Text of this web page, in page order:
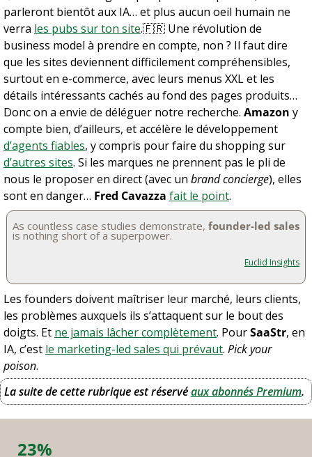
parleront bientôt aux IA… et plus aucun oeil humain ne
verra les pubs sur ton site.🇫🇷 Une révolution de
business model à prendre en compte, non ? Il faut dire
que les sites deviennent difficilement compréhensibles,
surtout en e-commerce, avec leurs menus XXL et les
détails intéressants cachés au fond des pages produits…
Donc on a envie de déléguer notre recherche. Amazon y
d’agents fiables
d’autres sites. Si les marques ne prennent pas le pli de
nous le proposer en direct (avec un brand concierge), elles
sont en danger… Fred Cavazza fait le point.
As countless case studies demonstrate, founder-led sales
is nothing short of a superpower.
Euclid Insights
Les founders doivent maîtriser leur marché, leurs clients,
les problèmes auxquels ils s’attaquent sur le bout des
doigts. Et ne jamais lâcher complètement. Pour SaaStr, en
IA, c’est le marketing-led sales qui prévaut. Pick your
poison.
La suite de cette rubrique est réservé aux abonnés Premium.
23%